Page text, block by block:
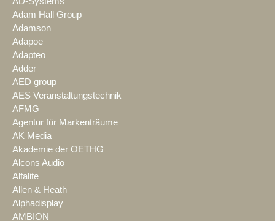
Adam Hall Group
Adamson
Adapoe
Adapteo
Adder
AED group
AES Veranstaltungstechnik
AFMG
Agentur für Markenträume
AK Media
Akademie der OETHG
Alcons Audio
Alfalite
Allen & Heath
Alphadisplay
AMBION